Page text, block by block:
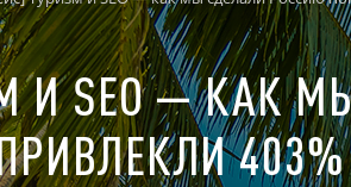
И SEO — КАК